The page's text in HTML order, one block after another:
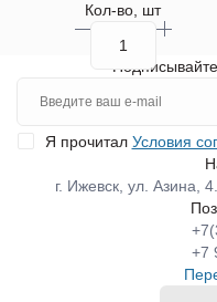
Кол-во, шт
Я прочитал Условия
г. Ижевск, ул. Азина,
+7